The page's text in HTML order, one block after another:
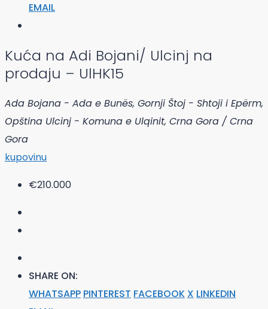
EMAIL
Kuća na Adi Bojani/ Ulcinj na
prodaju – UlHK15
Ada Bojana - Ada e Bunës, Gornji Štoj - Shtoji i Epërm,
Opština Ulcinj - Komuna e Ulqinit, Crna Gora / Crna
Gora
kupovinu
€210.000
SHARE ON:
WHATSAPP PINTEREST FACEBOOK X LINKEDIN